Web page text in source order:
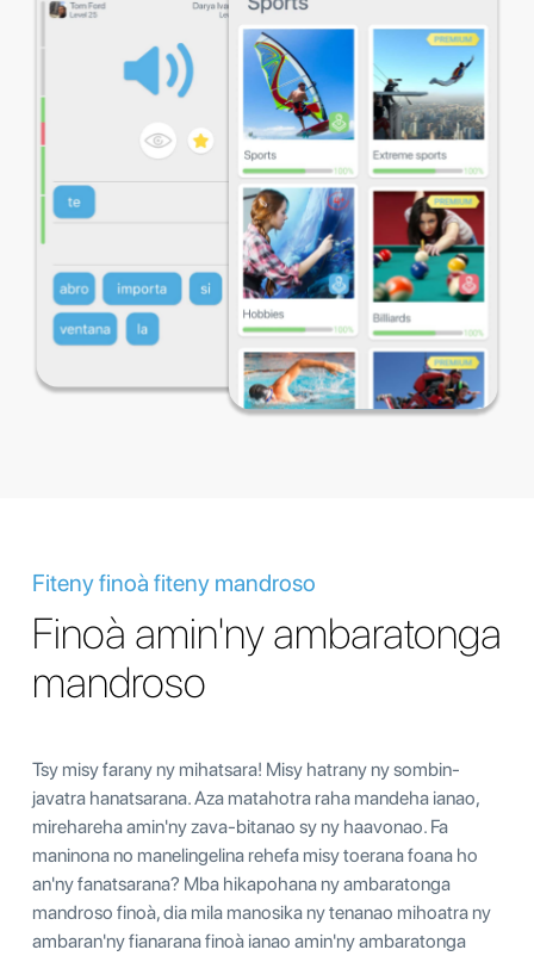
Fiteny finoà fiteny mandroso
Finoà amin'ny ambaratonga
mandroso
Tsy misy farany ny mihatsara! Misy hatrany ny sombin-
javatra hanatsarana. Aza matahotra raha mandeha ianao,
mirehareha amin'ny zava-bitanao sy ny haavonao. Fa
maninona no manelingelina rehefa misy toerana foana ho
an'ny fanatsarana? Mba hikapohana ny ambaratonga
mandroso finoà, dia mila manosika ny tenanao mihoatra ny
ambaran'ny fianarana finoà ianao amin'ny ambaratonga